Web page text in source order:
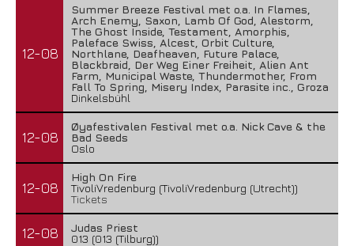
12-08
Summer Breeze Festival met o.a. In Flames,
Arch Enemy, Saxon, Lamb Of God, Alestorm,
The Ghost Inside, Testament, Amorphis,
Paleface Swiss, Alcest, Orbit Culture,
Northlane, Deafheaven, Future Palace,
Blackbraid, Der Weg Einer Freiheit, Alien Ant
Farm, Municipal Waste, Thundermother, From
Fall To Spring, Misery Index, Parasite inc., Groza
Dinkelsbühl
12-08
Øyafestivalen Festival met o.a. Nick Cave & the
Bad Seeds
Oslo
12-08
High On Fire
TivoliVredenburg (TivoliVredenburg (Utrecht))
Tickets
12-08
Judas Priest
013 (013 (Tilburg))